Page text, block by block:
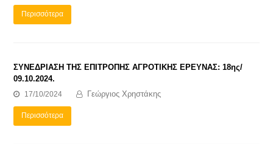
Περισσότερα
ΣΥΝΕΔΡΙΑΣΗ ΤΗΣ ΕΠΙΤΡΟΠΗΣ ΑΓΡΟΤΙΚΗΣ ΕΡΕΥΝΑΣ: 18ης/
09.10.2024.
17/10/2024 Γεώργιος Χρηστάκης
Περισσότερα